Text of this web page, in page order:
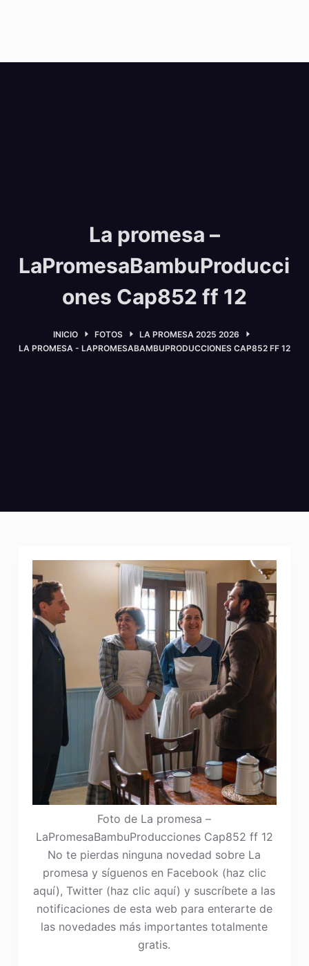
La promesa –
LaPromesaBambuProducci
ones Cap852 ff 12
INICIO FOTOS
LA PROMESA 2025 2026
LA PROMESA - LAPROMESABAMBUPRODUCCIONES CAP852 FF 12
Foto de La promesa –
LaPromesaBambuProducciones Cap852 ff 12
No te pierdas ninguna novedad sobre La
promesa y síguenos en Facebook (haz clic
aquí), Twitter (haz clic aquí) y suscríbete a las
notificaciones de esta web para enterarte de
las novedades más importantes totalmente
gratis.